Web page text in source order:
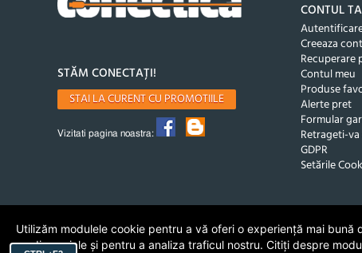
STĂM CONECTAȚI!
STAI LA CURENT CU PROMOTIILE
Vizitati pagina noastra:
CONTUL
Creeaza cont
Recuperare
Contul meu
Produse
Alerte pret
Formular
Retrageti-
GDPR
Setările
Utilizăm modulele cookie pentru a vă oferi o experiență mai
media sociale și pentru a analiza traficul nostru. Citiți despre